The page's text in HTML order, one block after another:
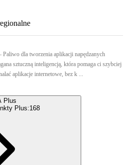
dla tworzenia aplikacji napędzanych
sztuczną inteligencją, która pomaga ci szybciej
aplikacje internetowe, bez k ...
Plus
Plus:168